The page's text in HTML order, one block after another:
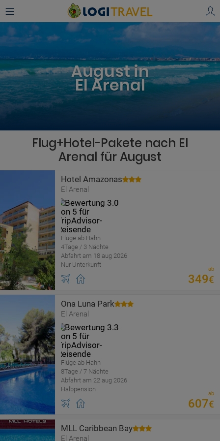
August in
El Arenal
Flug+Hotel-Pakete nach El
Arenal für August
Hotel Amazonas
El Arenal
Flüge ab Hahn
4Tage / 3 Nächte
Abfahrt am 18 aug 2026
Nur Unterkunft
ab
349€
Ona Luna Park
El Arenal
Flüge ab Hahn
8Tage / 7 Nächte
Abfahrt am 22 aug 2026
Halbpension
ab
607€
MLL Caribbean Bay
El Arenal